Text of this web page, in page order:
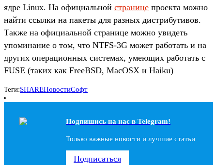
ядре Linux. На официальной странице проекта можно
найти ссылки на пакеты для разных дистрибутивов.
Также на официальной странице можно увидеть
упоминание о том, что NTFS-3G может работать и на
других операционных системах, умеющих работать с
FUSE (таких как FreeBSD, MacOSX и Haiku)
Теги:SHAREНовостиСофт
Подпишись на наc в Telegram!
Только важные новости и лучшие статьи
Подписаться